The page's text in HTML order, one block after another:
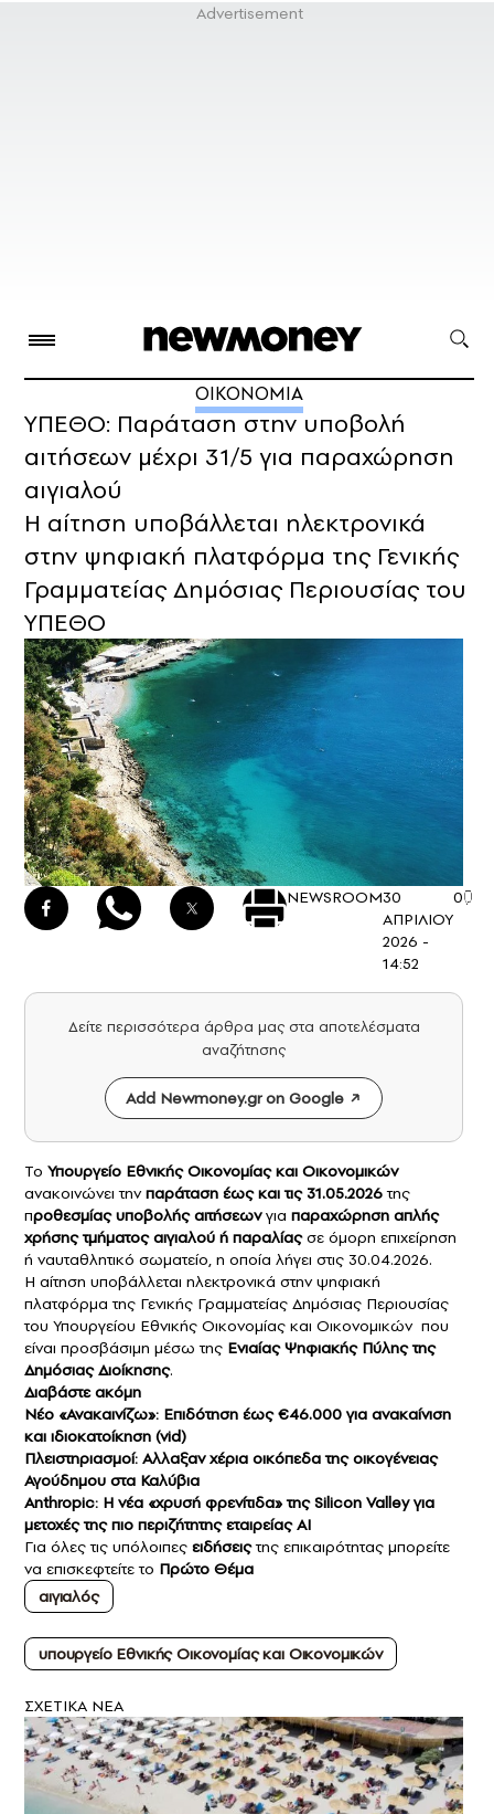
ΟΙΚΟΝΟΜΙΑ
ΥΠΕΘΟ: Παράταση στην υποβολή
αιτήσεων μέχρι 31/5 για παραχώρηση
αιγιαλού
Η αίτηση υποβάλλεται ηλεκτρονικά
στην ψηφιακή πλατφόρμα της Γενικής
Γραμματείας Δημόσιας Περιουσίας του
ΥΠΕΘΟ
NEWSROOM30
ΑΠΡΙΛΙΟΥ
2026 -
14:52
0
Δείτε περισσότερα άρθρα μας στα αποτελέσματα
αναζήτησης
Add Newmoney.gr on Google
Το Υπουργείο Εθνικής Οικονομίας και Οικονομικών
ανακοινώνει τηνπαράταση έως και τις 31.05.2026της
προθεσμίας υποβολής αιτήσεωνγια παραχώρηση απλής
χρήσης τμήματοςαιγιαλού ή παραλίαςσε όμορη επιχείρηση
ή ναυταθλητικό σωματείο, η οποία λήγει στις 30.04.2026.
Η αίτηση υποβάλλεται ηλεκτρονικά στην ψηφιακή
πλατφόρμα της Γενικής Γραμματείας Δημόσιας Περιουσίας
του Υπουργείου Εθνικής Οικονομίας και Οικονομικών που
είναι προσβάσιμη μέσω της Ενιαίας Ψηφιακής Πύλης της
Δημόσιας Διοίκησης.
Διαβάστε ακόμη
Nέο «Ανακαινίζω»: Επιδότηση έως €46.000 για ανακαίνιση
και ιδιοκατοίκηση (vid)
Πλειστηριασμοί: Aλλαξαν χέρια οικόπεδα της οικογένειας
Αγούδημου στα Καλύβια
Anthropic: Η νέα «χρυσή φρενίτιδα» της Silicon Valley για
μετοχές της πιο περιζήτητης εταιρείας AI
Για όλες τις υπόλοιπες ειδήσειςτης επικαιρότητας μπορείτε
να επισκεφτείτε το Πρώτο Θέμα
αιγιαλός
υπουργείο Εθνικής Οικονομίας και Οικονομικών
ΣXETIKA NEA